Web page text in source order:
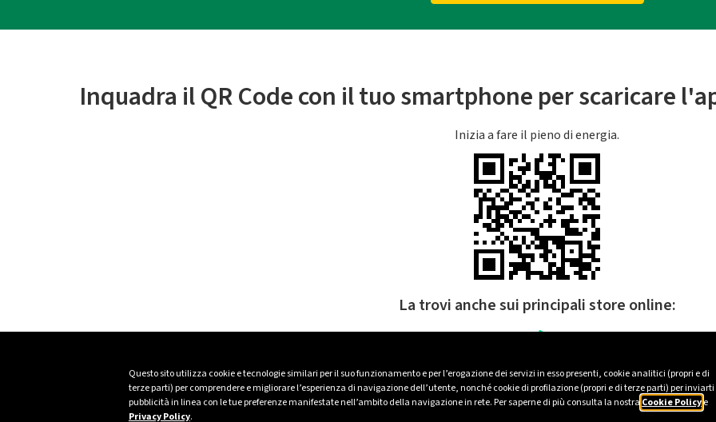
Questo sito utilizza cookie e tecnologie similari per il suo funzionamento e per l’erogazione dei servizi in esso presenti, cookie analitici (propri e di
terze parti) per comprendere e migliorare l’esperienza di navigazione dell’utente, nonché cookie di profilazione (propri e di terze parti) per inviarti
pubblicità in linea con le tue preferenze manifestate nell’ambito della navigazione in rete. Per saperne di più consulta la nostra Cookie Policye
Privacy Policy.
Inquadra il QR Code con il tuo smartphone per scaricare
Inizia a fare il pieno di energia.
La trovi anche sui principali store online: